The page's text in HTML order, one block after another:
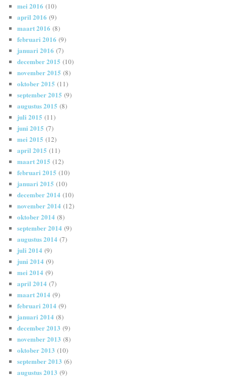
mei 2016 (10)
april 2016 (9)
maart 2016 (8)
februari 2016 (9)
januari 2016 (7)
december 2015 (10)
november 2015 (8)
oktober 2015 (11)
september 2015 (9)
augustus 2015 (8)
juli 2015 (11)
juni 2015 (7)
mei 2015 (12)
april 2015 (11)
maart 2015 (12)
februari 2015 (10)
januari 2015 (10)
december 2014 (10)
november 2014 (12)
oktober 2014 (8)
september 2014 (9)
augustus 2014 (7)
juli 2014 (9)
juni 2014 (9)
mei 2014 (9)
april 2014 (7)
maart 2014 (9)
februari 2014 (9)
januari 2014 (8)
december 2013 (9)
november 2013 (8)
oktober 2013 (10)
september 2013 (6)
augustus 2013 (9)